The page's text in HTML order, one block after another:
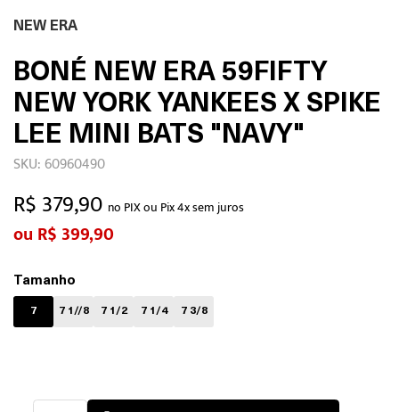
NEW ERA
BONÉ NEW ERA 59FIFTY
NEW YORK YANKEES X SPIKE
LEE MINI BATS "NAVY"
SKU: 60960490
R$ 379,90 no PIX ou Pix 4x sem juros
R$ 399,90
Tamanho
7 7 1//8 7 1/2 7 1/4 7 3/8